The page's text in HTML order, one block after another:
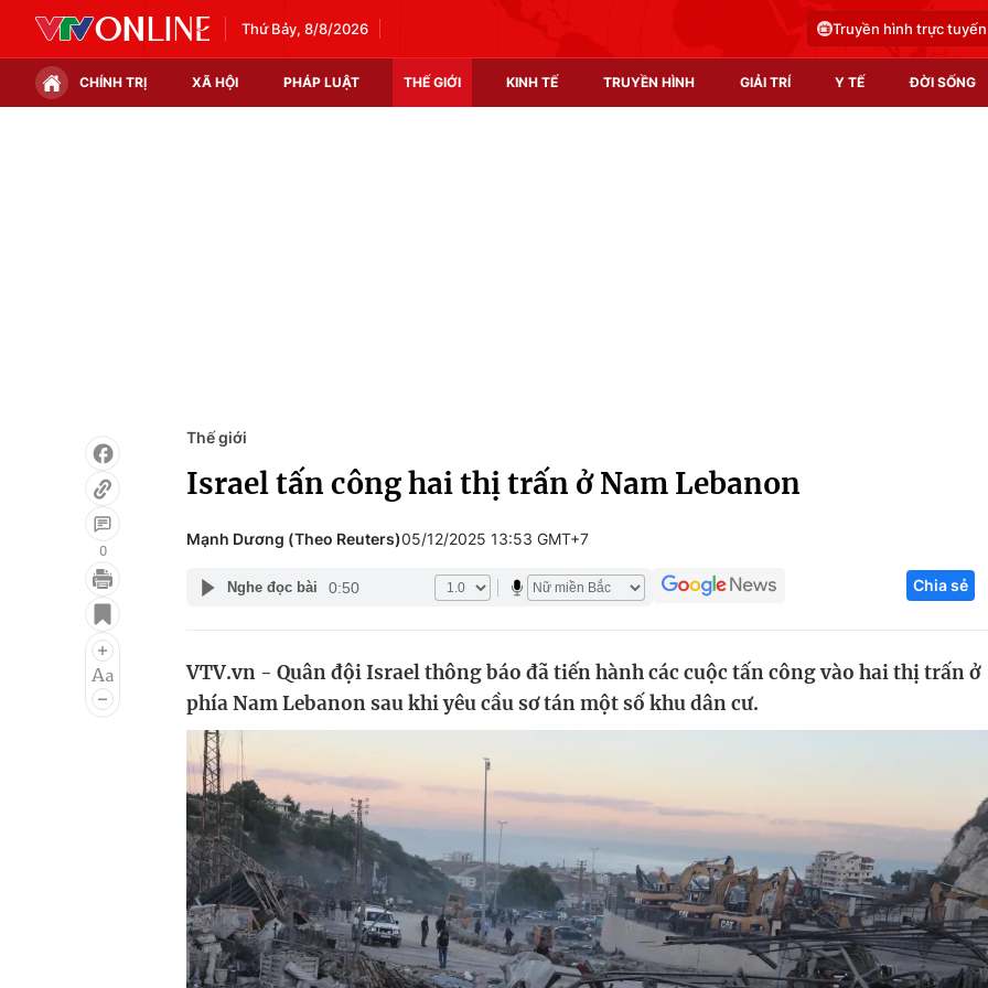
Thứ Bảy, 8/8/2026 Truyền hình trực tuyến
CHÍNH TRỊ XÃ HỘI PHÁP LUẬT THẾ GIỚI KINH TẾ TRUYỀN HÌNH GIẢI TRÍ Y TẾ ĐỜI SỐNG
Điện ảnh
Âm nhạc
Làm đẹp
Chất lượng cuộc sống
Giáo dục
Học trực tuyến
Công nghệ
Sản phẩm
Thị trường
0
Thế giới
Israel tấn công hai thị trấn ở Nam Lebanon
Mạnh Dương (Theo Reuters)05/12/2025 13:53 GMT+7
Nghe đọc bài 0:50 Chia sẻ
VTV.vn - Quân đội Israel thông báo đã tiến hành các cuộc tấn công vào hai thị trấn ở
phía Nam Lebanon sau khi yêu cầu sơ tán một số khu dân cư.